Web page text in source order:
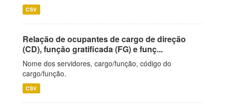
CSV
Relação de ocupantes de cargo de direção
(CD), função gratificada (FG) e funç...
Nome dos servidores, cargo/função, código do
cargo/função.
CSV